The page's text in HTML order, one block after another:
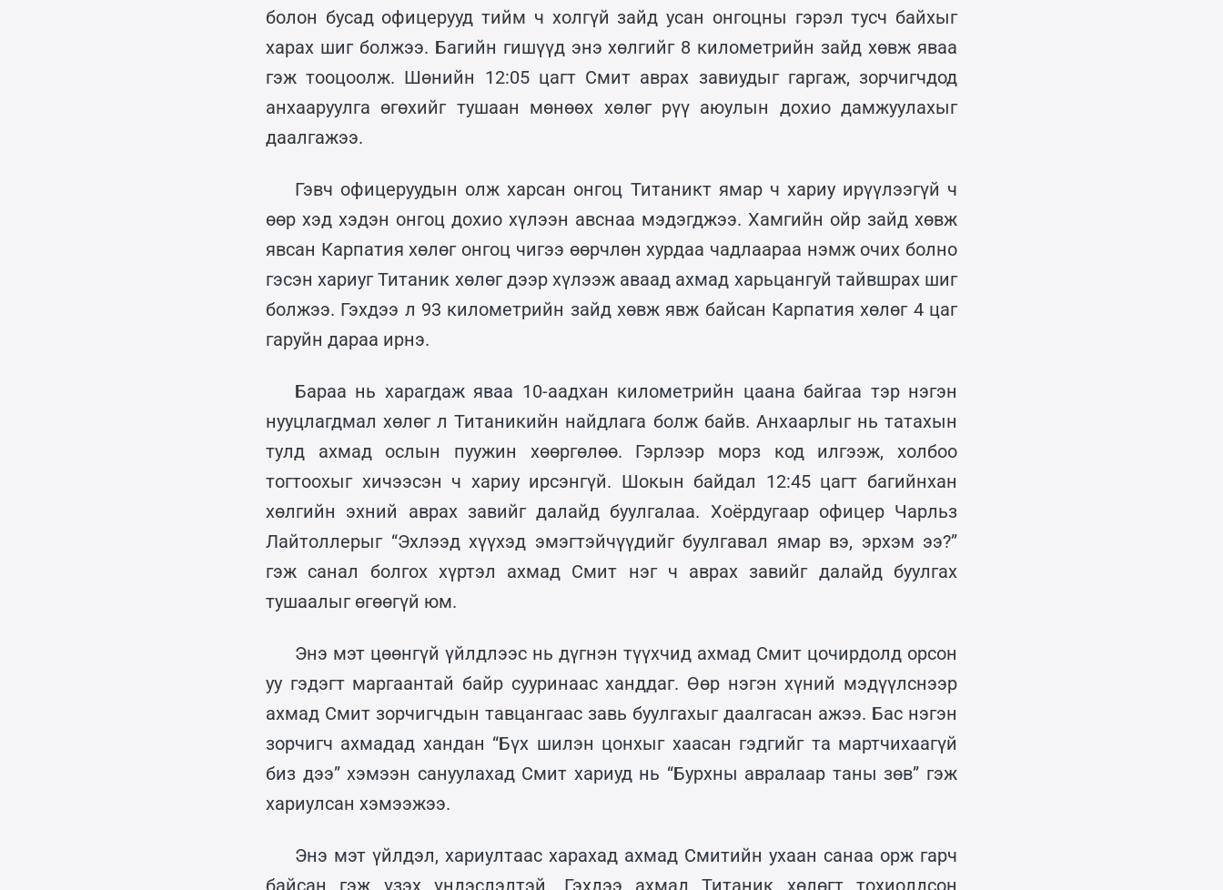
болон бусад офицерууд тийм ч холгүй зайд усан онгоцны гэрэл тусч байхыг
харах шиг болжээ. Багийн гишүүд энэ хөлгийг 8 километрийн зайд хөвж яваа
гэж тооцоолж. Шөнийн 12:05 цагт Смит аврах завиудыг гаргаж, зорчигчдод
анхааруулга өгөхийг тушаан мөнөөх хөлөг рүү аюулын дохио дамжуулахыг
даалгажээ.
Гэвч офицеруудын олж харсан онгоц Титаникт ямар ч хариу ирүүлээгүй ч
өөр хэд хэдэн онгоц дохио хүлээн авснаа мэдэгджээ. Хамгийн ойр зайд хөвж
явсан Карпатия хөлөг онгоц чигээ өөрчлөн хурдаа чадлаараа нэмж очих болно
гэсэн хариуг Титаник хөлөг дээр хүлээж аваад ахмад харьцангуй тайвшрах шиг
болжээ. Гэхдээ л 93 километрийн зайд хөвж явж байсан Карпатия хөлөг 4 цаг
гаруйн дараа ирнэ.
Бараа нь харагдаж яваа 10-аадхан километрийн цаана байгаа тэр нэгэн
нууцлагдмал хөлөг л Титаникийн найдлага болж байв. Анхаарлыг нь татахын
тулд ахмад ослын пуужин хөөргөлөө. Гэрлээр морз код илгээж, холбоо
тогтоохыг хичээсэн ч хариу ирсэнгүй. Шокын байдал 12:45 цагт багийнхан
хөлгийн эхний аврах завийг далайд буулгалаа. Хоёрдугаар офицер Чарльз
Лайтоллерыг “Эхлээд хүүхэд эмэгтэйчүүдийг буулгавал ямар вэ, эрхэм ээ?”
гэж санал болгох хүртэл ахмад Смит нэг ч аврах завийг далайд буулгах
тушаалыг өгөөгүй юм.
Энэ мэт цөөнгүй үйлдлээс нь дүгнэн түүхчид ахмад Смит цочирдолд орсон
уу гэдэгт маргаантай байр сууринаас ханддаг. Өөр нэгэн хүний мэдүүлснээр
ахмад Смит зорчигчдын тавцангаас завь буулгахыг даалгасан ажээ. Бас нэгэн
зорчигч ахмадад хандан “Бүх шилэн цонхыг хаасан гэдгийг та мартчихаагүй
биз дээ” хэмээн сануулахад Смит хариуд нь “Бурхны авралаар таны зөв” гэж
хариулсан хэмээжээ.
Энэ мэт үйлдэл, хариултаас харахад ахмад Смитийн ухаан санаа орж гарч